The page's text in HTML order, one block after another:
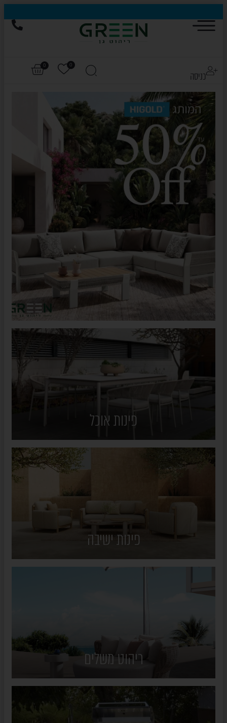
הייגולד- המותג שכבש את עולם החוץ, עכשיו בהנחות של עד 50%
כניסה
0
0
פינות אוכל
פינות ישיבה
ריהוט משלים